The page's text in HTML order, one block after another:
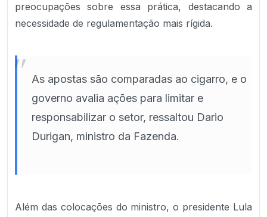
preocupações sobre essa prática, destacando a
necessidade de regulamentação mais rígida.
" As apostas são comparadas ao cigarro, e o
governo avalia ações para limitar e
responsabilizar o setor, ressaltou Dario
Durigan, ministro da Fazenda.
Além das colocações do ministro, o presidente Lula